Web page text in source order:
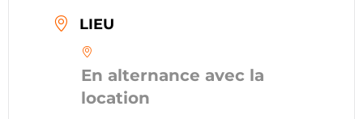
LIEU
En alternance avec la
location